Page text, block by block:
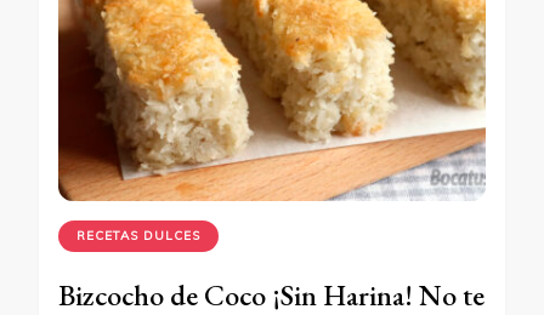
RECETAS DULCES
Bizcocho de Coco ¡Sin Harina! No te